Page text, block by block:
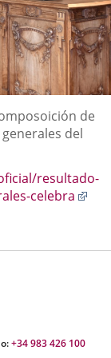
de
del
resultado-
celebra
+34 983 426 100